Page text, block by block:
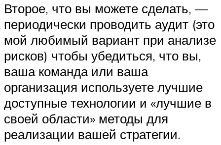
Второе, что вы можете сделать, —
периодически проводить аудит (это
мой любимый вариант при анализе
рисков) чтобы убедиться, что вы,
ваша команда или ваша
организация используете лучшие
доступные технологии и «лучшие в
своей области» методы для
реализации вашей стратегии.